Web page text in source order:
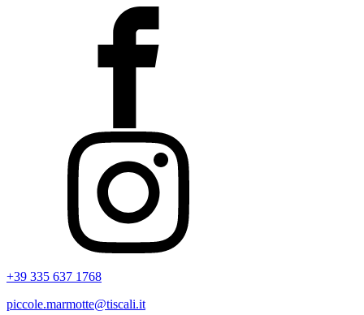
+39 335 637 1768
piccole.marmotte@tiscali.it